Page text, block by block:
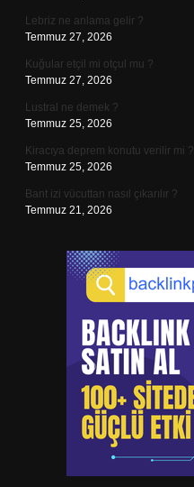
Lebriz ne anlama gelir ?
Temmuz 27, 2026
Kuğular etçil mi otçul mu ?
Temmuz 27, 2026
Lustral ne demek ?
Temmuz 25, 2026
Kiracıya deprem konutu verilir mi ?
Temmuz 25, 2026
Bant izi vücuttan nasıl çıkarılır ?
Temmuz 21, 2026